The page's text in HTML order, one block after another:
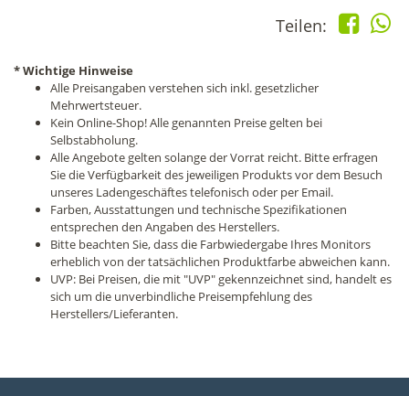
Teilen:
* Wichtige Hinweise
Alle Preisangaben verstehen sich inkl. gesetzlicher
Mehrwertsteuer.
Kein Online-Shop! Alle genannten Preise gelten bei
Selbstabholung.
Alle Angebote gelten solange der Vorrat reicht. Bitte erfragen
Sie die Verfügbarkeit des jeweiligen Produkts vor dem Besuch
unseres Ladengeschäftes telefonisch oder per Email.
Farben, Ausstattungen und technische Spezifikationen
entsprechen den Angaben des Herstellers.
Bitte beachten Sie, dass die Farbwiedergabe Ihres Monitors
erheblich von der tatsächlichen Produktfarbe abweichen kann.
UVP: Bei Preisen, die mit "UVP" gekennzeichnet sind, handelt es
sich um die unverbindliche Preisempfehlung des
Herstellers/Lieferanten.